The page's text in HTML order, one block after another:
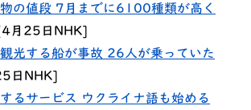
の値段 7月までに6100種類が高く
しいウィンドウでリンクを開く
月25日NHK]
光する船が事故 26人が乗っていた
ウィンドウでリンクを開く
日NHK]
るサービス ウクライナ語も始める